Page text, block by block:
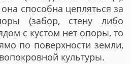
способна цепляться за
(забор, стену либо
с кустом нет опоры, то
по поверхности земли,
культуры.